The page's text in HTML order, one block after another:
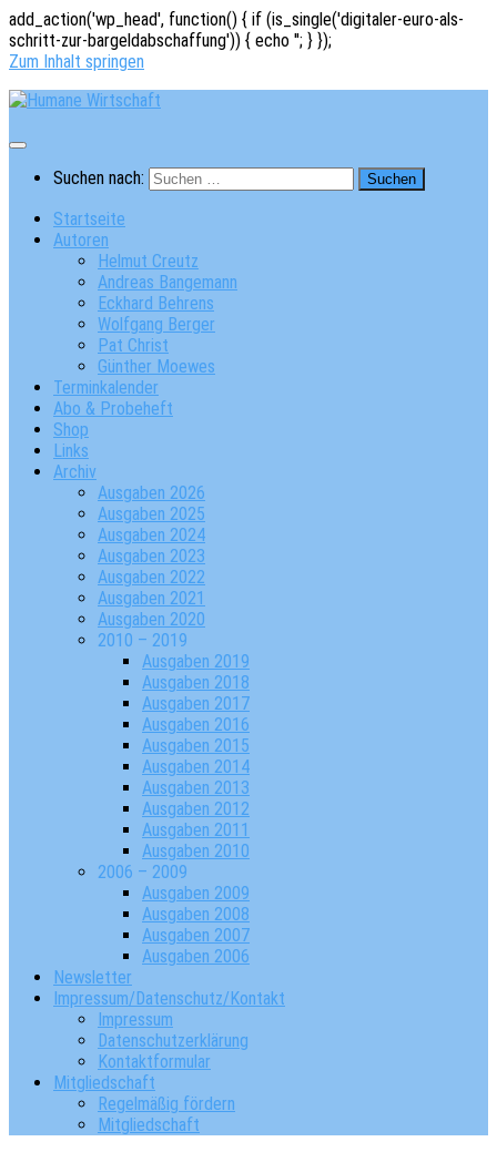
add_action('wp_head', function() { if (is_single('digitaler-euro-als-
schritt-zur-bargeldabschaffung')) { echo ''; } });
Zum Inhalt springen
Suchen nach:
Startseite
Autoren
Helmut Creutz
Andreas Bangemann
Eckhard Behrens
Wolfgang Berger
Pat Christ
Günther Moewes
Terminkalender
Abo & Probeheft
Shop
Links
Archiv
Ausgaben 2026
Ausgaben 2025
Ausgaben 2024
Ausgaben 2023
Ausgaben 2022
Ausgaben 2021
Ausgaben 2020
2010 – 2019
Ausgaben 2019
Ausgaben 2018
Ausgaben 2017
Ausgaben 2016
Ausgaben 2015
Ausgaben 2014
Ausgaben 2013
Ausgaben 2012
Ausgaben 2011
Ausgaben 2010
2006 – 2009
Ausgaben 2009
Ausgaben 2008
Ausgaben 2007
Ausgaben 2006
Newsletter
Impressum/Datenschutz/Kontakt
Impressum
Datenschutzerklärung
Kontaktformular
Mitgliedschaft
Regelmäßig fördern
Mitgliedschaft